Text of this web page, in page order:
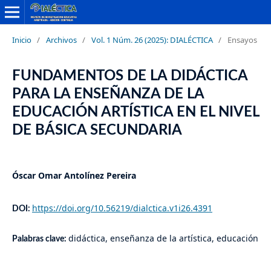
Inicio / Archivos / Vol. 1 Núm. 26 (2025): DIALÉCTICA / Ensayos
FUNDAMENTOS DE LA DIDÁCTICA
PARA LA ENSEÑANZA DE LA
EDUCACIÓN ARTÍSTICA EN EL NIVEL
DE BÁSICA SECUNDARIA
Óscar Omar Antolínez Pereira
DOI: https://doi.org/10.56219/dialctica.v1i26.4391
Palabras clave: didáctica, enseñanza de la artística, educación